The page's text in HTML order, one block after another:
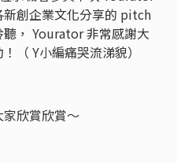
創企業文化分享的 pitch
， Yourator 非常感謝大
（ Y小編痛哭流涕貌）
欣賞欣賞～